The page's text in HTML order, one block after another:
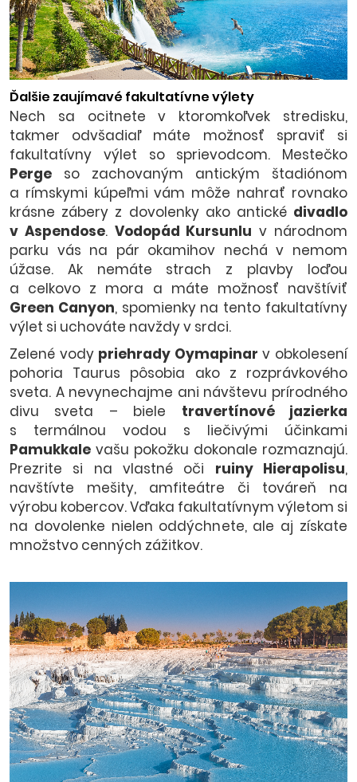
Ďalšie zaujímavé fakultatívne výlety
Nech sa ocitnete v ktoromkoľvek stredisku,
takmer odvšadiaľ máte možnosť spraviť si
fakultatívny výlet so sprievodcom. Mestečko
Perge so zachovaným antickým štadiónom
a rímskymi kúpeľmi vám môže nahrať rovnako
krásne zábery z dovolenky ako antické divadlo
v Aspendose. Vodopád Kursunlu v národnom
parku vás na pár okamihov nechá v nemom
úžase. Ak nemáte strach z plavby loďou
a celkovo z mora a máte možnosť navštíviť
Green Canyon, spomienky na tento fakultatívny
výlet si uchováte navždy v srdci.
Zelené vody priehrady Oymapinar v obkolesení
pohoria Taurus pôsobia ako z rozprávkového
sveta. A nevynechajme ani návštevu prírodného
divu sveta – biele travertínové jazierka
s termálnou vodou s liečivými účinkami
Pamukkale vašu pokožku dokonale rozmaznajú.
Prezrite si na vlastné oči ruiny Hierapolisu,
navštívte mešity, amfiteátre či továreň na
výrobu kobercov. Vďaka fakultatívnym výletom si
na dovolenke nielen oddýchnete, ale aj získate
množstvo cenných zážitkov.